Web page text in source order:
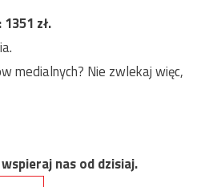
1351 zł.
medialnych? Nie zwlekaj więc,
nas od dzisiaj.